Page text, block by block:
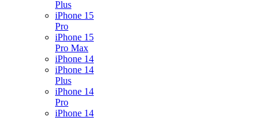
Plus
iPhone 15
Pro
iPhone 15
Pro Max
iPhone 14
iPhone 14
Plus
iPhone 14
Pro
iPhone 14